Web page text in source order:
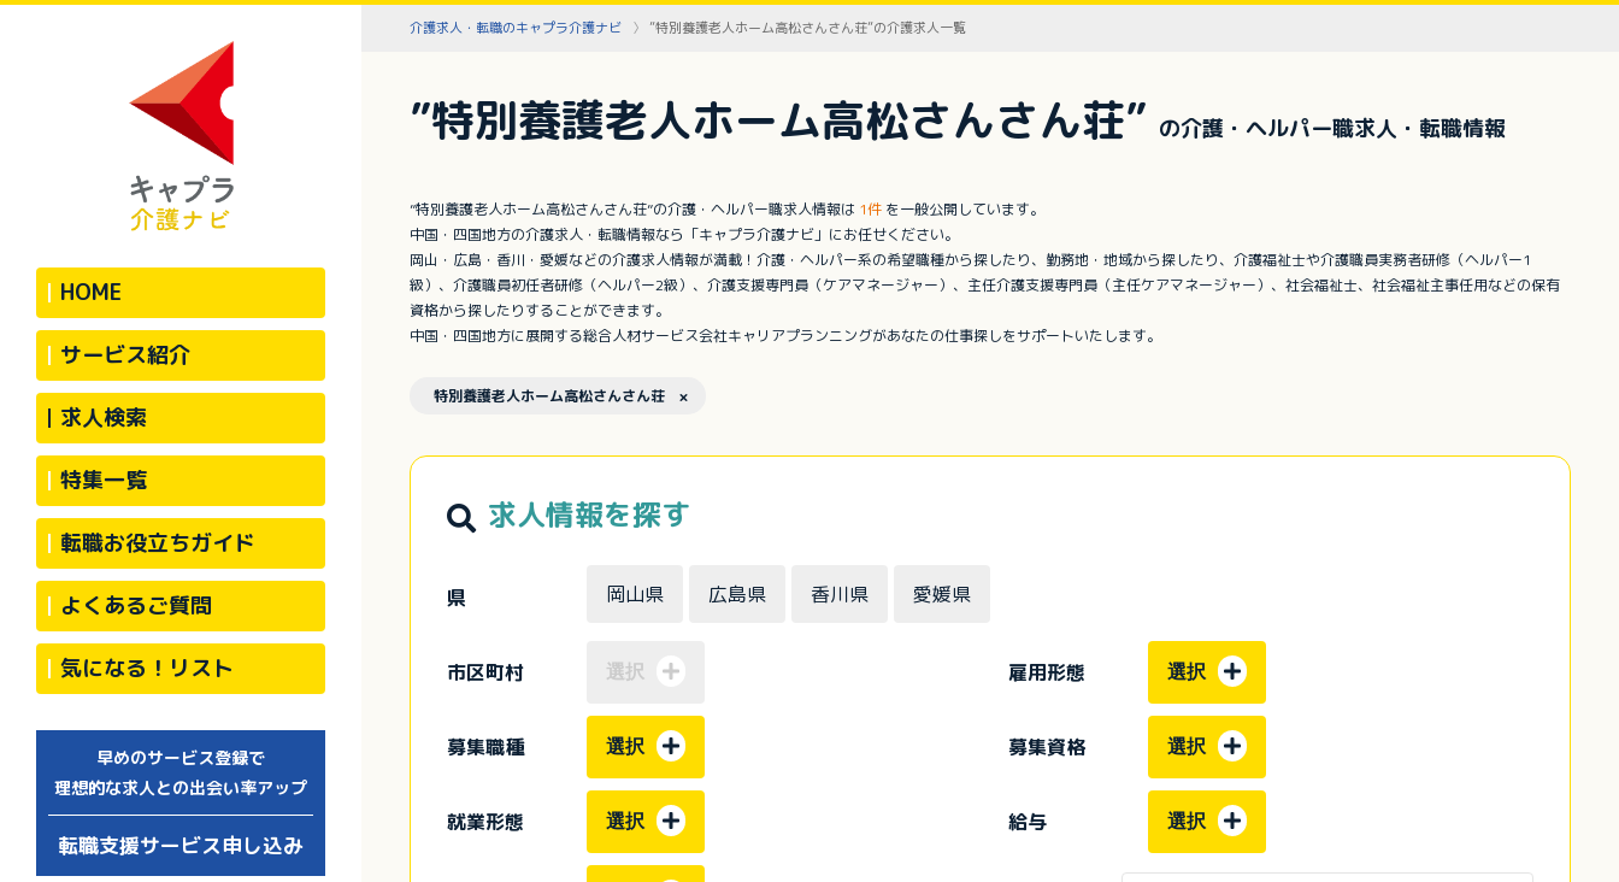
HOME
サービス紹介
求人検索
特集一覧
転職お役立ちガイド
よくあるご質問
気になる！リスト
早めのサービス登録で
理想的な求人との出会い率アップ
転職支援サービス申し込み
介護求人・転職のキャプラ介護ナビ ”特別養護老人ホーム高松さんさん荘”の介護求人一覧
”特別養護老人ホーム高松さんさん荘” の介護・ヘルパー職求人・転職情報
”特別養護老人ホーム高松さんさん荘”の介護・ヘルパー職求人情報は 1件 を一般公開しています。
中国・四国地方の介護求人・転職情報なら「キャプラ介護ナビ」にお任せください。
岡山・広島・香川・愛媛などの介護求人情報が満載！介護・ヘルパー系の希望職種から探したり、勤務地・地域から探したり、介護福祉士や介護職員実務者研修（ヘルパー1
級）、介護職員初任者研修（ヘルパー2級）、介護支援専門員（ケアマネージャー）、主任介護支援専門員（主任ケアマネージャー）、社会福祉士、社会福祉主事任用などの保有
資格から探したりすることができます。
中国・四国地方に展開する総合人材サービス会社キャリアプランニングがあなたの仕事探しをサポートいたします。
特別養護老人ホーム高松さんさん荘 ×
求人情報を探す
県 岡山県 広島県 香川県 愛媛県
市区町村 選択 雇用形態 選択
募集職種 選択 募集資格 選択
就業形態 選択 給与 選択